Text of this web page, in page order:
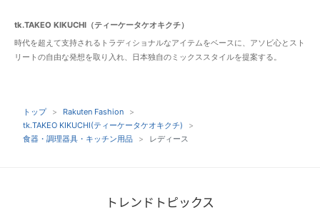
tk.TAKEO KIKUCHI（ティーケータケオキクチ）
時代を超えて支持されるトラディショナルなアイテムをベースに、アソビ心とスト
リートの自由な発想を取り入れ、日本独自のミックススタイルを提案する。
トップ
Rakuten Fashion
tk.TAKEO KIKUCHI(ティーケータケオキクチ)
食器・調理器具・キッチン用品
レディース
トレンドトピックス